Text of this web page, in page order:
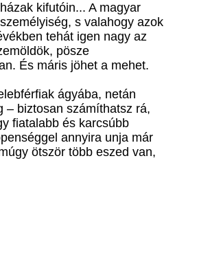
kifutóin... A magyar
s valahogy azok
tehát igen nagy az
pösze
És máris jöhet a mehet.
ágyába, netán
– biztosan számíthatsz rá,
fiatalabb és karcsúbb
annyira unja már
ötször több eszed van,